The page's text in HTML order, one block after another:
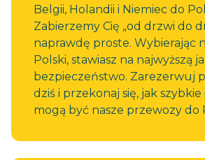
Belgii, Holandii i Niemiec do
Zabierzemy Cię „od drzwi do
naprawdę proste. Wybierając
Polski, stawiasz na najwyższą
bezpieczeństwo. Zarezerwuj
dziś i przekonaj się, jak
mogą być nasze przewozy do